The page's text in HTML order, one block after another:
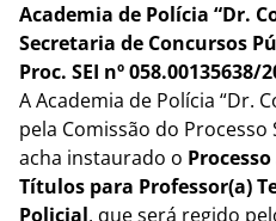
Academia de Polícia “Dr.
Secretaria de Concursos
Proc. SEI nº 058.00135638/
A Academia de Polícia “Dr.
pela Comissão do
acha instaurado o
Títulos para Professor(a)
Policial, que será regido